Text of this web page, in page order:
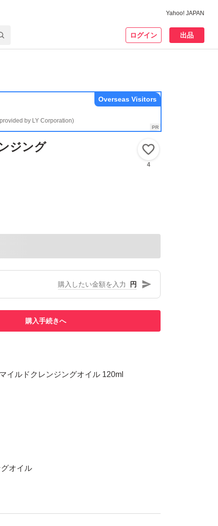
Yahoo! JAPAN
ログイン 出品
by LY Corporation)
Overseas Visitors
ジング
4
円
購入手続きへ
イルドクレンジングオイル 120ml
オイル
ケア ファンケル メイク落とし